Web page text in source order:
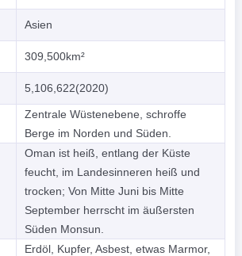
Asien
309,500km²
5,106,622(2020)
Zentrale Wüstenebene, schroffe
Berge im Norden und Süden.
Oman ist heiß, entlang der Küste
feucht, im Landesinneren heiß und
trocken; Von Mitte Juni bis Mitte
September herrscht im äußersten
Süden Monsun.
Erdöl, Kupfer, Asbest, etwas Marmor,